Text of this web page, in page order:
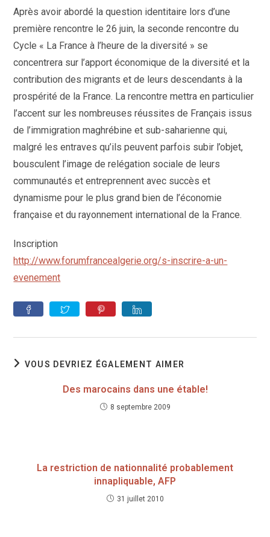
Après avoir abordé la question identitaire lors d’une
première rencontre le 26 juin, la seconde rencontre du
Cycle « La France à l’heure de la diversité » se
concentrera sur l’apport économique de la diversité et la
contribution des migrants et de leurs descendants à la
prospérité de la France. La rencontre mettra en particulier
l’accent sur les nombreuses réussites de Français issus
de l’immigration maghrébine et sub-saharienne qui,
malgré les entraves qu’ils peuvent parfois subir l’objet,
bousculent l’image de relégation sociale de leurs
communautés et entreprennent avec succès et
dynamisme pour le plus grand bien de l’économie
française et du rayonnement international de la France.
Inscription
http://www.forumfrancealgerie.org/s-inscrire-a-un-
evenement
VOUS DEVRIEZ ÉGALEMENT AIMER
Des marocains dans une étable!
8 septembre 2009
La restriction de nationnalité probablement
innapliquable, AFP
31 juillet 2010